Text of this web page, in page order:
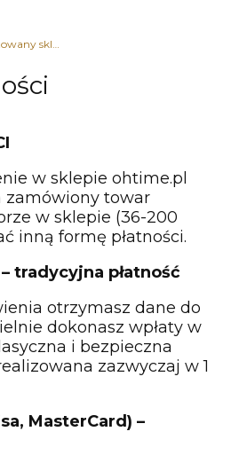
z zegarkami
w sklepie ohtime.pl
zamówiony towar
w sklepie (36-200
inną formę płatności.
tradycyjna płatność
otrzymasz dane do
dokonasz wpłaty w
i bezpieczna
zazwyczaj w 1
MasterCard) –